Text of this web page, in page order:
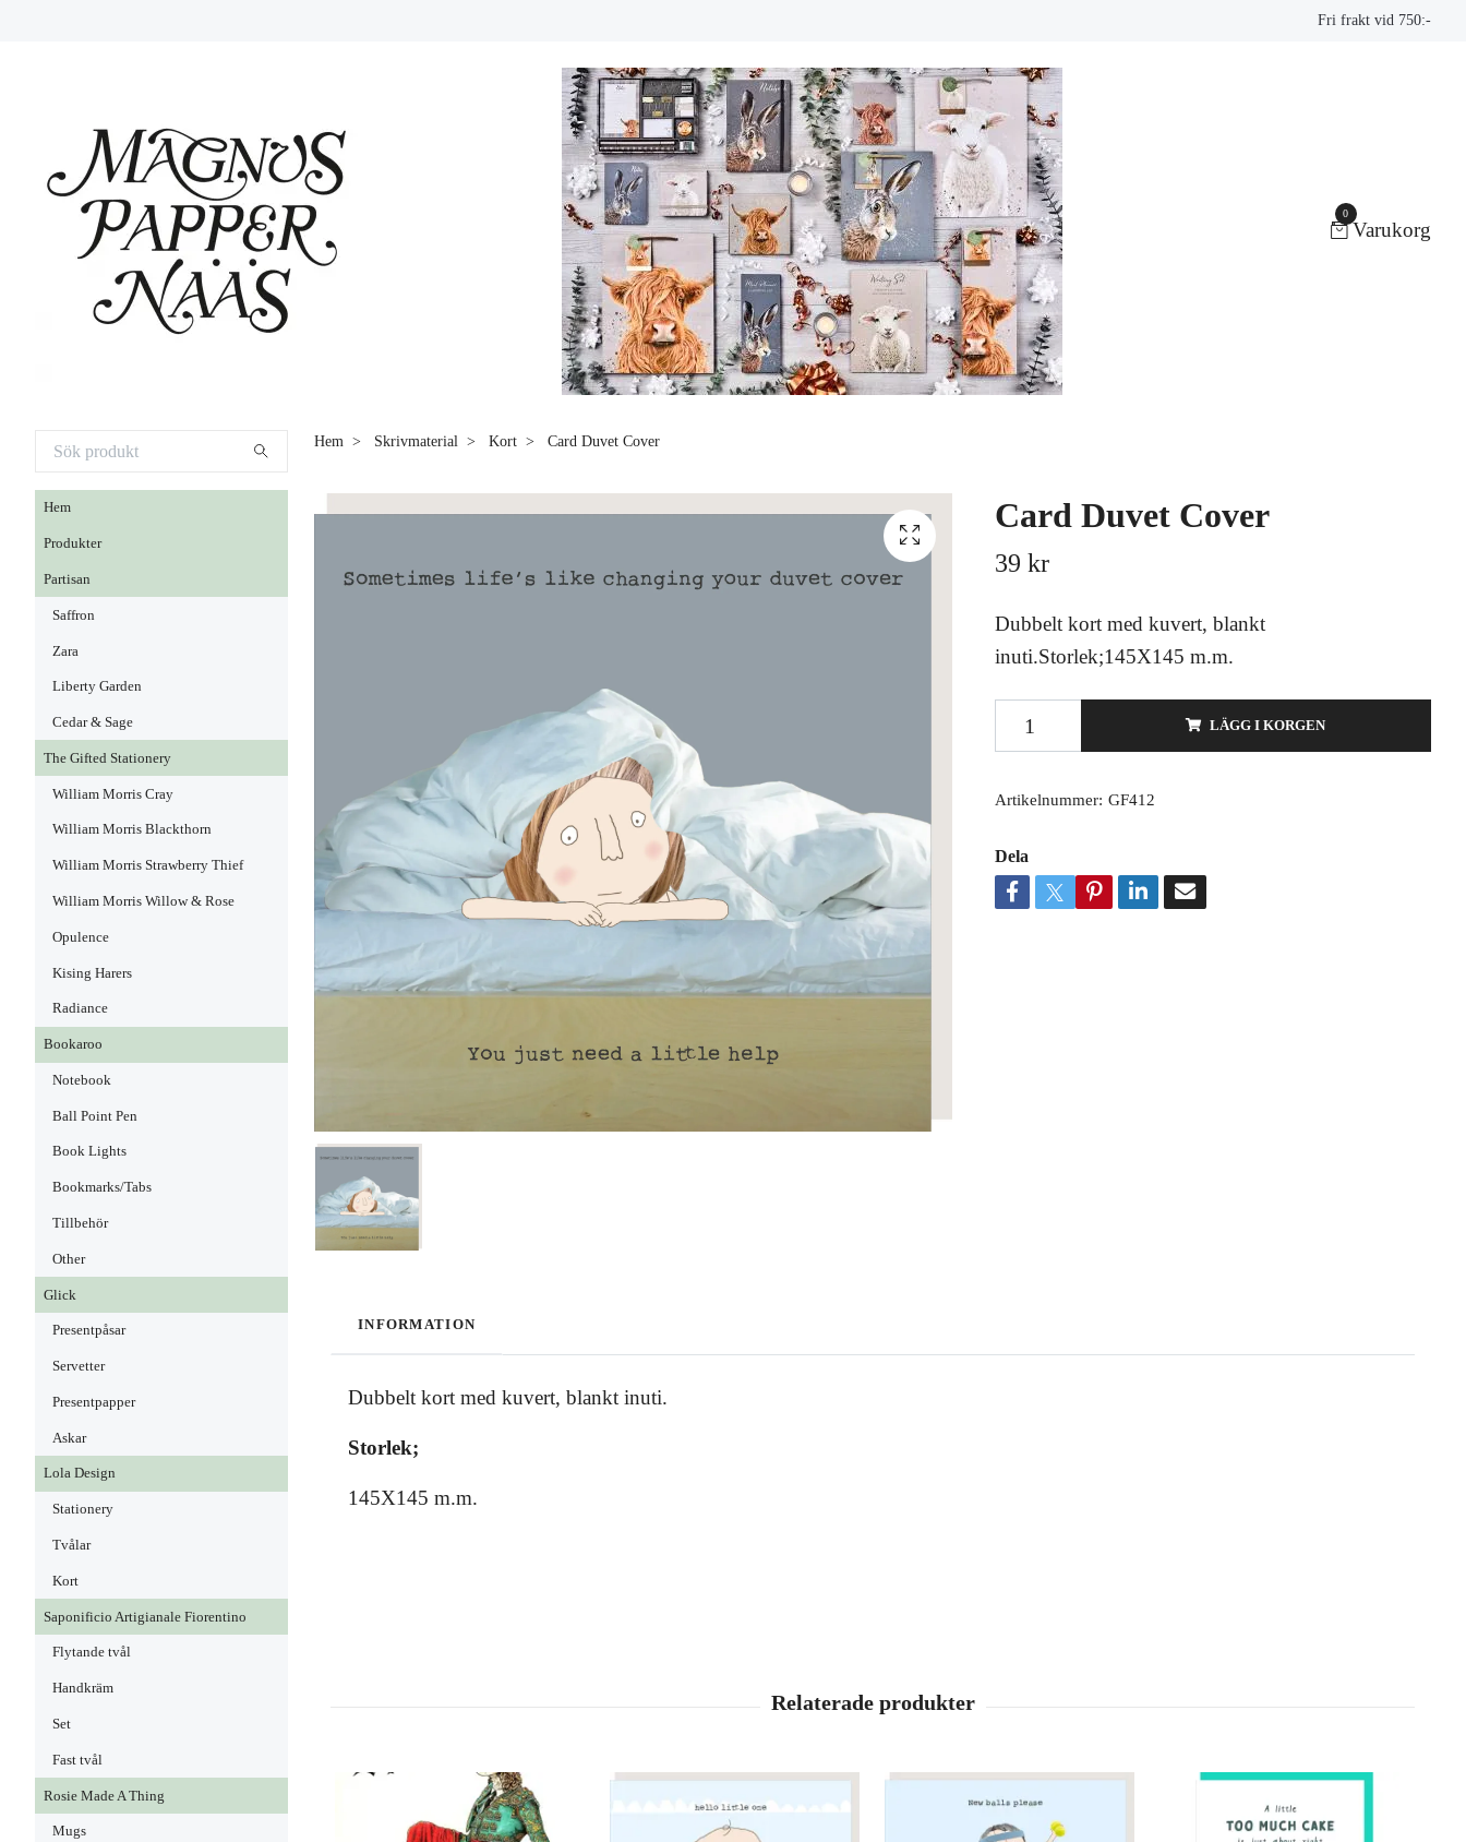
Fri frakt vid 750:-
0
Varukorg
Hem
Produkter
Partisan
Saffron
Zara
Liberty Garden
Cedar & Sage
The Gifted Stationery
William Morris Cray
William Morris Blackthorn
William Morris Strawberry Thief
William Morris Willow & Rose
Opulence
Kising Harers
Radiance
Bookaroo
Notebook
Ball Point Pen
Book Lights
Bookmarks/Tabs
Tillbehör
Other
Glick
Presentpåsar
Servetter
Presentpapper
Askar
Lola Design
Stationery
Tvålar
Kort
Saponificio Artigianale Fiorentino
Flytande tvål
Handkräm
Set
Fast tvål
Rosie Made A Thing
Mugs
Hem Skrivmaterial Kort Card Duvet Cover
Card Duvet Cover
39 kr
Dubbelt kort med kuvert, blankt
inuti.Storlek;145X145 m.m.
LÄGG I KORGEN
Artikelnummer: GF412
Dela
INFORMATION
Dubbelt kort med kuvert, blankt inuti.
Storlek;
145X145 m.m.